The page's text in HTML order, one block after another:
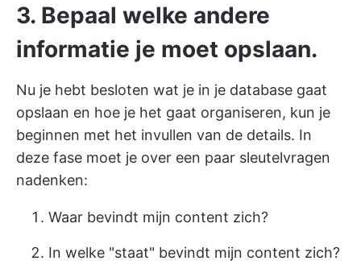
3. Bepaal welke andere
informatie je moet opslaan.
Nu je hebt besloten wat je in je database gaat
opslaan en hoe je het gaat organiseren, kun je
beginnen met het invullen van de details. In
deze fase moet je over een paar sleutelvragen
nadenken:
Waar bevindt mijn content zich?
In welke "staat" bevindt mijn content zich?